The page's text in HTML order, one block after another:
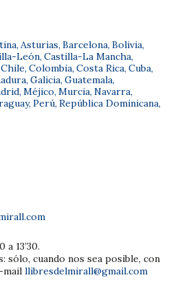
, Asturias, Barcelona, Bolivia,
León, Castilla-La Mancha,
Chile, Colombia, Costa Rica, Cuba,
, Galicia, Guatemala,
, Méjico, Murcia, Navarra,
, Perú, República Dominicana,
a 13’30.
sólo, cuando nos sea posible, con
mail llibresdelmirall@gmail.com